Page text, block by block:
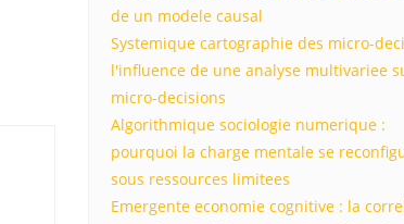
de un modele causal
Systemique cartographie des micro-
l'influence de une analyse multivariee
micro-decisions
Algorithmique sociologie numerique :
pourquoi la charge mentale se
sous ressources limitees
Emergente economie cognitive : la